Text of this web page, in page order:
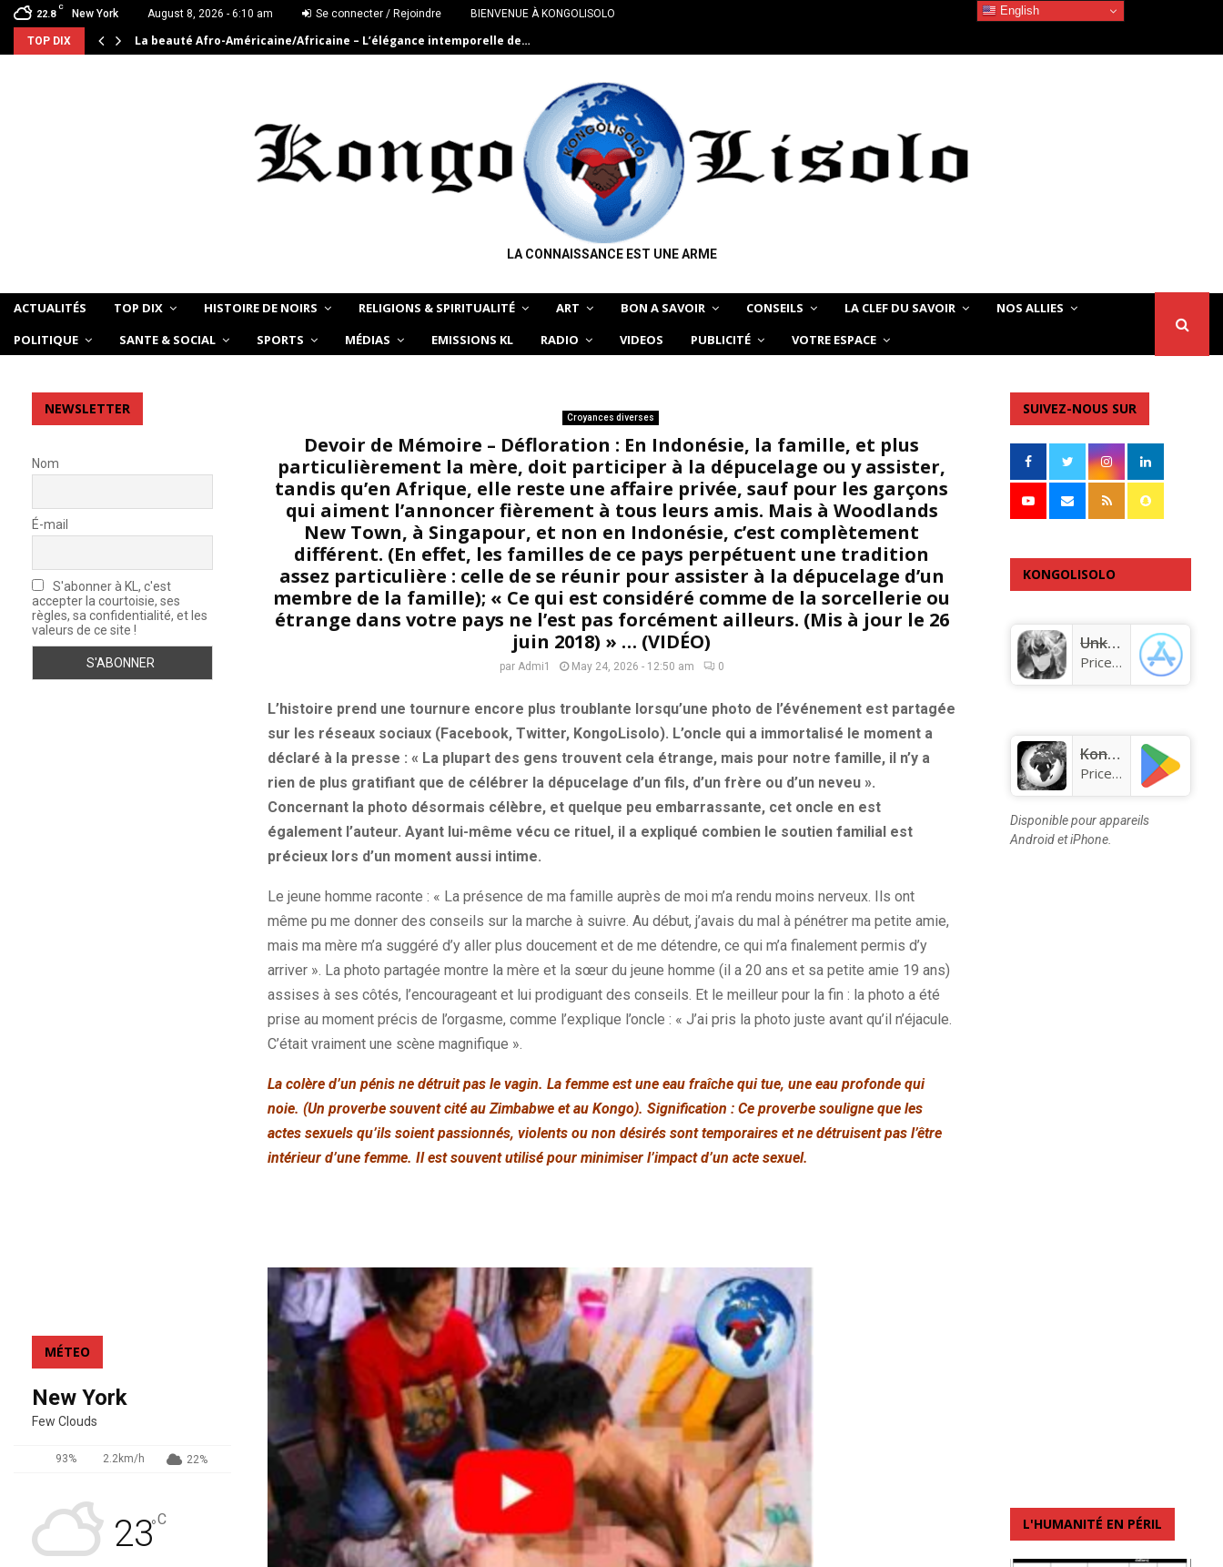
22.8
C
New York August 8, 2026 - 6:10 am Se connecter / Rejoindre BIENVENUE À KONGOLISOLO
TOP DIX La beauté Afro-Américaine/Africaine – L’élégance intemporelle de…
LA CONNAISSANCE EST UNE ARME
ACTUALITÉS TOP DIX HISTOIRE DE NOIRS RELIGIONS & SPIRITUALITÉ ART BON A SAVOIR CONSEILS LA CLEF DU SAVOIR
NOS ALLIES
POLITIQUE
SANTE & SOCIAL SPORTS MÉDIAS EMISSIONS KL RADIO VIDEOS PUBLICITÉ VOTRE ESPACE
Croyances diverses
Devoir de Mémoire – Défloration : En Indonésie, la famille, et plus
particulièrement la mère, doit participer à la dépucelage ou y assister,
tandis qu’en Afrique, elle reste une affaire privée, sauf pour les garçons
qui aiment l’annoncer fièrement à tous leurs amis. Mais à Woodlands
New Town, à Singapour, et non en Indonésie, c’est complètement
différent. (En effet, les familles de ce pays perpétuent une tradition
assez particulière : celle de se réunir pour assister à la dépucelage d’un
membre de la famille); « Ce qui est considéré comme de la sorcellerie ou
étrange dans votre pays ne l’est pas forcément ailleurs. (Mis à jour le 26
juin 2018) » … (VIDÉO)
par Admi1 May 24, 2026 - 12:50 am 0
L’histoire prend une tournure encore plus troublante lorsqu’une photo de l’événement est partagée
sur les réseaux sociaux (Facebook, Twitter, KongoLisolo). L’oncle qui a immortalisé le moment a
déclaré à la presse : « La plupart des gens trouvent cela étrange, mais pour notre famille, il n’y a
rien de plus gratifiant que de célébrer la dépucelage d’un fils, d’un frère ou d’un neveu ».
Concernant la photo désormais célèbre, et quelque peu embarrassante, cet oncle en est
également l’auteur. Ayant lui-même vécu ce rituel, il a expliqué combien le soutien familial est
précieux lors d’un moment aussi intime.
Le jeune homme raconte : « La présence de ma famille auprès de moi m’a rendu moins nerveux. Ils ont
même pu me donner des conseils sur la marche à suivre. Au début, j’avais du mal à pénétrer ma petite amie,
mais ma mère m’a suggéré d’y aller plus doucement et de me détendre, ce qui m’a finalement permis d’y
arriver ». La photo partagée montre la mère et la sœur du jeune homme (il a 20 ans et sa petite amie 19 ans)
assises à ses côtés, l’encourageant et lui prodiguant des conseils. Et le meilleur pour la fin : la photo a été
prise au moment précis de l’orgasme, comme l’explique l’oncle : « J’ai pris la photo juste avant qu’il n’éjacule.
C’était vraiment une scène magnifique ».
La colère d’un pénis ne détruit pas le vagin. La femme est une eau fraîche qui tue, une eau profonde qui
noie. (Un proverbe souvent cité au Zimbabwe et au Kongo). Signification : Ce proverbe souligne que les
actes sexuels qu’ils soient passionnés, violents ou non désirés sont temporaires et ne détruisent pas l’être
intérieur d’une femme. Il est souvent utilisé pour minimiser l’impact d’un acte sexuel.
NEWSLETTER
Nom
É-mail
S'abonner à KL, c'est
accepter la courtoisie, ses
règles, sa confidentialité, et les
valeurs de ce site !
MÉTEO
New York
Few Clouds
93% 2.2km/h 22%
23°C
SUIVEZ-NOUS SUR
KONGOLISOLO
Unknown app
Price:Free
KongoLisolo
Price:Free
Disponible pour appareils
Android et iPhone.
L'HUMANITÉ EN PÉRIL
English